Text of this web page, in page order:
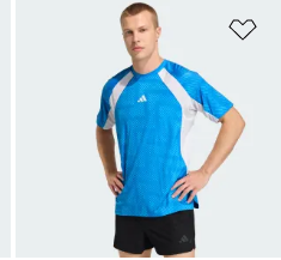
Favori Listesine Ekle